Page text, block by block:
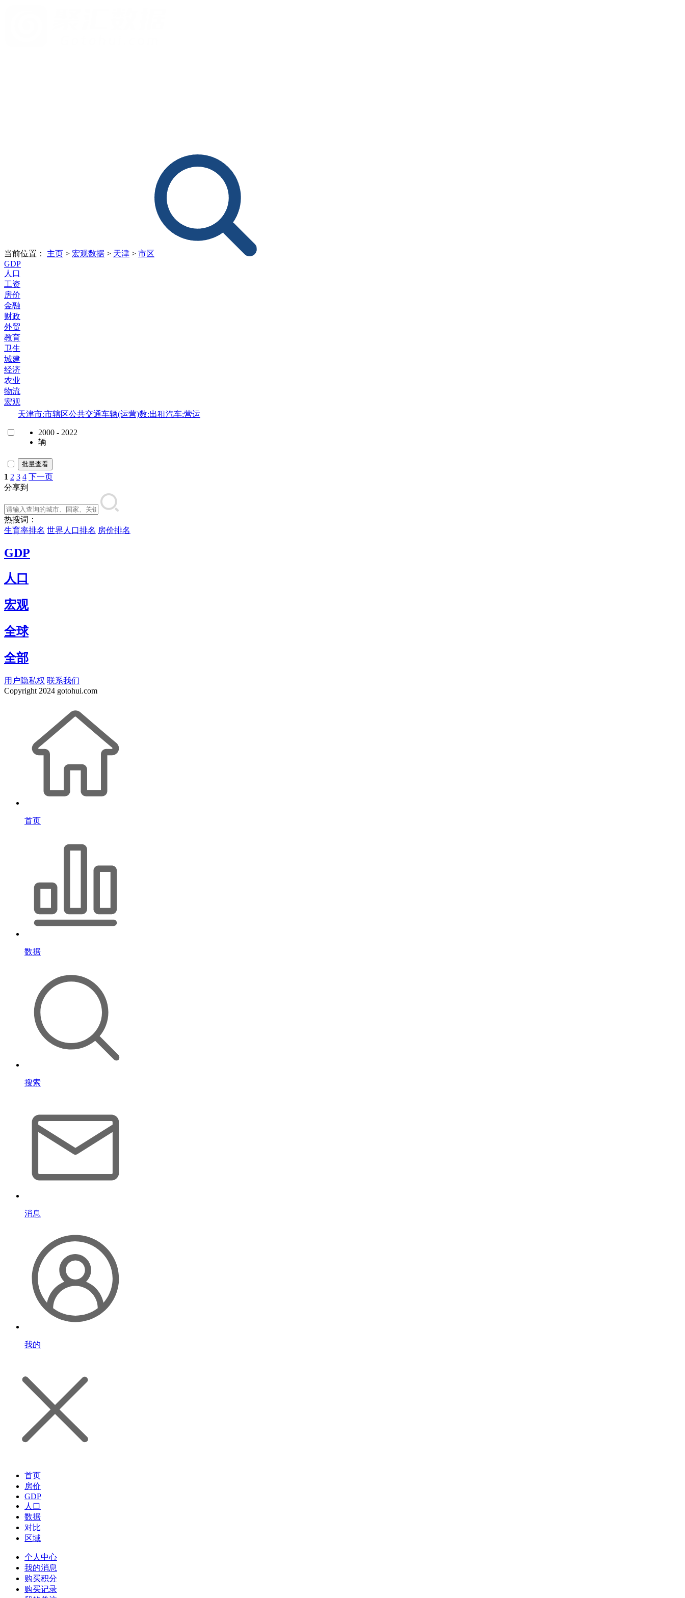
当前位置： 主页 > 宏观数据 > 天津 > 市区
GDP
人口
工资
房价
金融
财政
外贸
教育
卫生
城建
经济
农业
物流
宏观
天津市:市辖区公共交通车辆(运营)数:出租汽车:营运
2000 - 2022
辆
批量查看
1 2 3 4 下一页
分享到
热搜词：
生育率排名 世界人口排名 房价排名
GDP
人口
宏观
全球
全部
用户隐私权 联系我们
Copyright2024 gotohui.com
首页
数据
搜索
消息
我的
首页
房价
GDP
人口
数据
对比
区域
个人中心
我的消息
购买积分
购买记录